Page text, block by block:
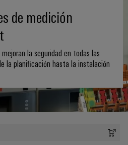
de medición
la seguridad en todas las
la planificación hasta la instalación